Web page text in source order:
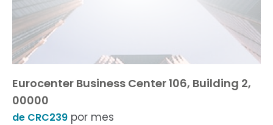
Eurocenter Business Center 106, Building 2,
00000
de CRC239 por mes